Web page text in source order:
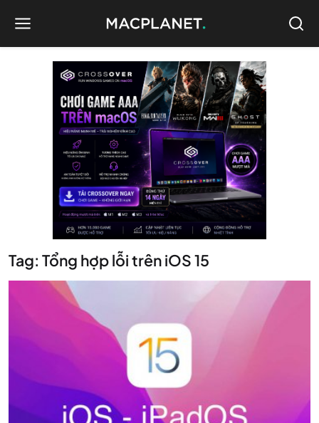
Tag: Tổng hợp lỗi trên iOS 15